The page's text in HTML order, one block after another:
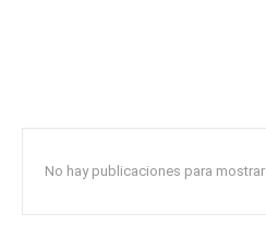
No hay publicaciones para mostrar